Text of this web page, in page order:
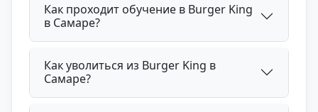
Как проходит обучение в Burger King
в Самаре?
Как уволиться из Burger King в
Самаре?